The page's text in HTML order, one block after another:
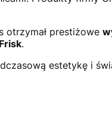
otrzymał prestiżowe
.
estetykę i